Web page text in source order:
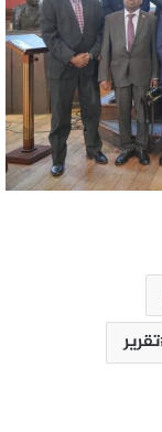
تقرير